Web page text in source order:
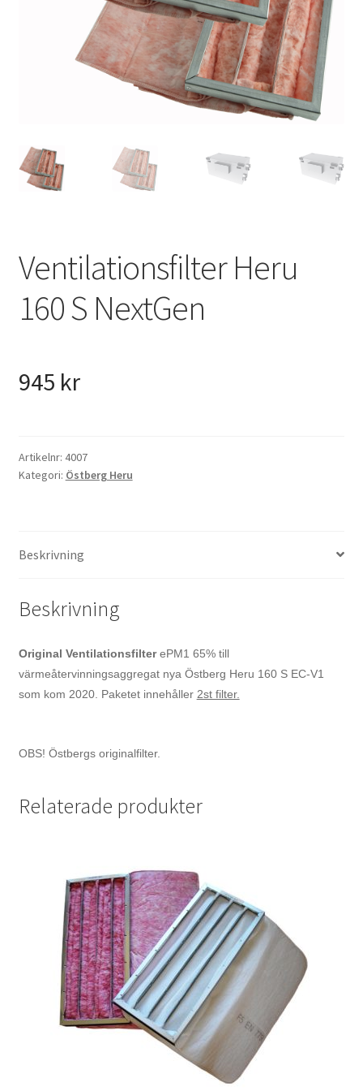
Ventilationsfilter Heru
160 S NextGen
945 kr
Artikelnr: 4007
Kategori: Östberg Heru
Beskrivning
Beskrivning
Original VentilationsfilterePM1 65% till
värmeåtervinningsaggregat nya Östberg Heru 160 S EC-V1
som kom 2020. Paketet innehåller 2st filter.
OBS! Östbergs originalfilter.
Relaterade produkter